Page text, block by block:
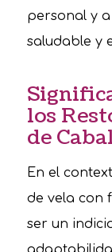
personal y
saludable y
los
de
En el
de vela con
ser un